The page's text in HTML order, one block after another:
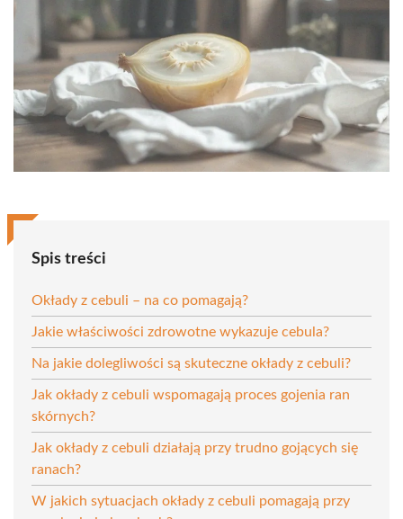
Spis treści
Okłady z cebuli – na co pomagają?
Jakie właściwości zdrowotne wykazuje cebula?
Na jakie dolegliwości są skuteczne okłady z cebuli?
Jak okłady z cebuli wspomagają proces gojenia ran
skórnych?
Jak okłady z cebuli działają przy trudno gojących się
ranach?
W jakich sytuacjach okłady z cebuli pomagają przy